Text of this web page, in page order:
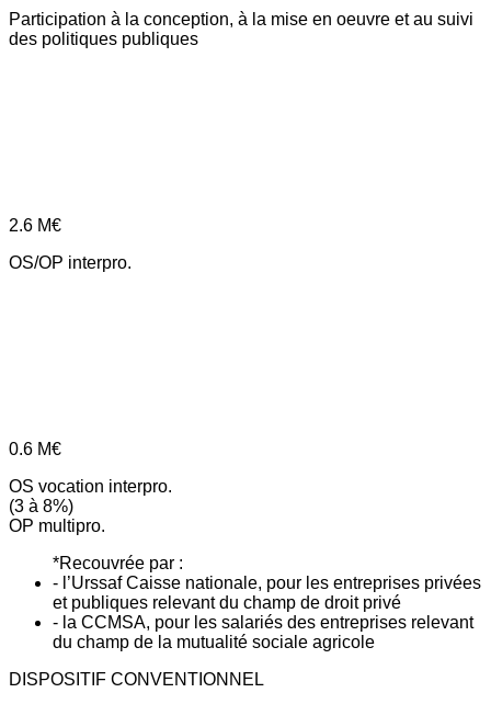
Participation à la conception, à la mise en oeuvre et au suivi
des politiques publiques
2.6 M€
OS/OP interpro.
0.6 M€
OS vocation interpro.
(3 à 8%)
OP multipro.
*Recouvrée par :
- l’Urssaf Caisse nationale, pour les entreprises privées
et publiques relevant du champ de droit privé
- la CCMSA, pour les salariés des entreprises relevant
du champ de la mutualité sociale agricole
DISPOSITIF CONVENTIONNEL